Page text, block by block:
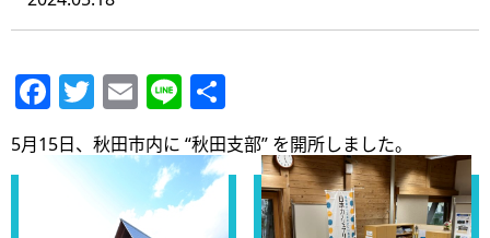
Facebook
Twitter
Email
Line
有
5月15日、秋田市内に “秋田支部” を開所しました。